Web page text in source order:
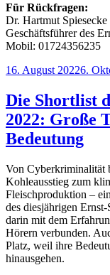
Für Rückfragen:
Dr. Hartmut Spiesecke
Geschäftsführer des
Mobil: 01724356235
Veröffentlicht
16. August 20226.
Die Shortlist
2022: Große
Bedeutung
Von Cyberkriminalität
Kohleausstieg zum
Fleischproduktion –
des diesjährigen
darin mit dem
Hörern verbunden.
Platz, weil ihre
hinausgehen.